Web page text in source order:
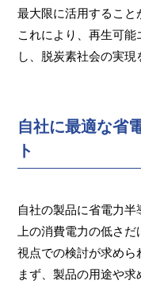
最大限に活用すること
これにより、再生可
し、脱炭素社会の実現
自社に最適な省
ト
自社の製品に省電力
上の消費電力の低さ
視点での検討が求めら
まず、製品の用途や